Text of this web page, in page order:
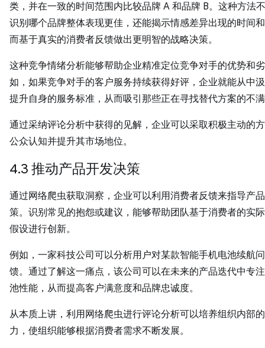
类，并在一致的时间范围内比较品牌 A 和品牌 B。这种方法
识别哪个品牌整体表现更佳，还能揭示情感差异出现的时间
而基于真实的消费者反馈做出更明智的战略决策。
这种竞争情绪分析能够帮助企业精准定位竞争对手的优势和
如，如果竞争对手的客户服务持续获得好评，企业就能从中
提升自身的服务标准，从而吸引那些正在寻找替代方案的不
通过采纳评论分析中获得的见解，企业可以采取积极主动的
公众认知并提升其市场地位。
4.3 推动产品开发决策
通过网络爬虫获取洞察，企业可以利用消费者反馈来指导产
策。识别常见的抱怨或建议，能够帮助团队基于消费者的实
假设进行创新。
例如，一家科技公司可以分析用户对某款智能手机电池续航
馈。通过了解这一痛点，该公司可以在未来的产品迭代中专
池性能，从而提高客户满意度和品牌忠诚度。
从本质上讲，利用网络爬虫进行评论分析可以培养组织内部
力，使组织能够根据消费者需求不断发展。